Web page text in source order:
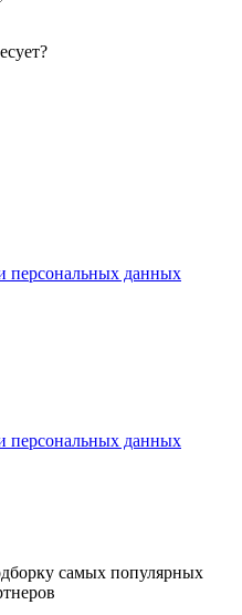
персональных данных
персональных данных
самых популярных